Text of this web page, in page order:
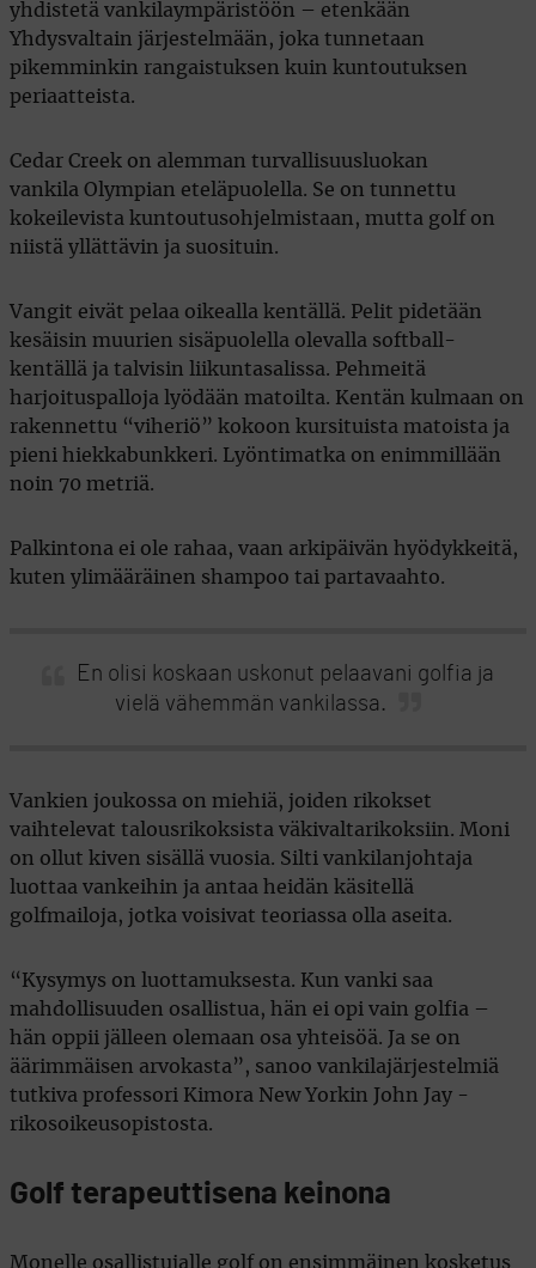
yhdistetä vankilaympäristöön – etenkään
Yhdysvaltain järjestelmään, joka tunnetaan
pikemminkin rangaistuksen kuin kuntoutuksen
periaatteista.
Cedar Creek on alemman turvallisuusluokan
vankila Olympian eteläpuolella. Se on tunnettu
kokeilevista kuntoutusohjelmistaan, mutta golf on
niistä yllättävin ja suosituin.
Vangit eivät pelaa oikealla kentällä. Pelit pidetään
kesäisin muurien sisäpuolella olevalla softball-
kentällä ja talvisin liikuntasalissa. Pehmeitä
harjoituspalloja lyödään matoilta. Kentän kulmaan on
rakennettu “viheriö” kokoon kursituista matoista ja
pieni hiekkabunkkeri. Lyöntimatka on enimmillään
noin 70 metriä.
Palkintona ei ole rahaa, vaan arkipäivän hyödykkeitä,
kuten ylimääräinen shampoo tai partavaahto.
En olisi koskaan uskonut pelaavani golfia ja
vielä vähemmän vankilassa.
Vankien joukossa on miehiä, joiden rikokset
vaihtelevat talousrikoksista väkivaltarikoksiin. Moni
on ollut kiven sisällä vuosia. Silti vankilanjohtaja
luottaa vankeihin ja antaa heidän käsitellä
golfmailoja, jotka voisivat teoriassa olla aseita.
“Kysymys on luottamuksesta. Kun vanki saa
mahdollisuuden osallistua, hän ei opi vain golfia –
hän oppii jälleen olemaan osa yhteisöä. Ja se on
äärimmäisen arvokasta”, sanoo vankilajärjestelmiä
tutkiva professori Kimora New Yorkin John Jay -
rikosoikeusopistosta.
Golf terapeuttisena keinona
Monelle osallistujalle golf on ensimmäinen kosketus